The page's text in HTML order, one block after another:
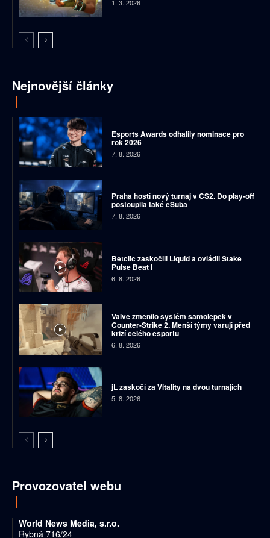
1. 3. 2026
Nejnovější články
Esports Awards odhalily nominace pro
rok 2026
7. 8. 2026
Praha hostí nový turnaj v CS2. Do play-off
postoupila také eSuba
7. 8. 2026
Betclic zaskočili Liquid a ovládli Stake
Pulse Beat I
6. 8. 2026
Valve změnilo systém samolepek v
Counter-Strike 2. Menší týmy varují před
krizí celého esportu
6. 8. 2026
jL zaskočí za Vitality na dvou turnajích
5. 8. 2026
Provozovatel webu
World News Media, s.r.o.
Rybná 716/24